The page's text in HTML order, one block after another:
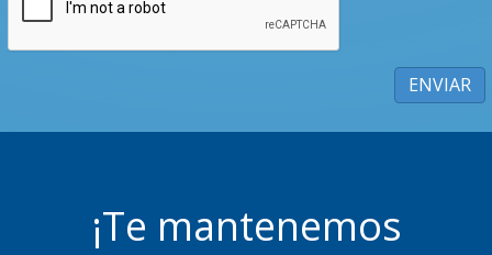
¡Te mantenemos